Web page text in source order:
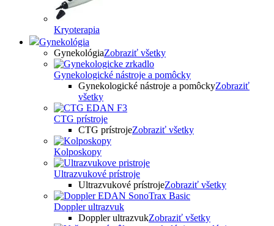
Kryoterapia
Gynekológia
GynekológiaZobraziť všetky
Gynekologické nástroje a pomôcky
Gynekologické nástroje a pomôckyZobraziť
všetky
CTG prístroje
CTG prístrojeZobraziť všetky
Kolposkopy
Ultrazvukové prístroje
Ultrazvukové prístrojeZobraziť všetky
Doppler ultrazvuk
Doppler ultrazvukZobraziť všetky